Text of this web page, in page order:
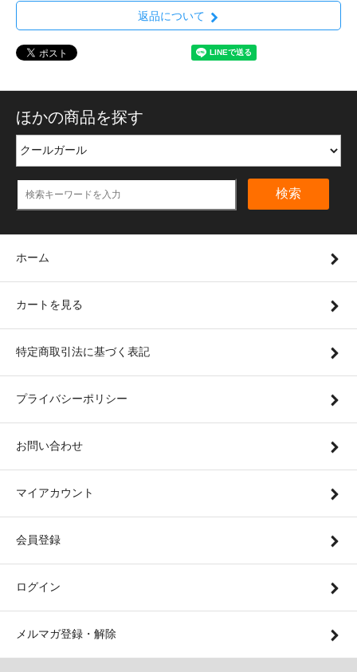
返品について
ほかの商品を探す
検索
ホーム
カートを見る
特定商取引法に基づく表記
プライバシーポリシー
お問い合わせ
マイアカウント
会員登録
ログイン
メルマガ登録・解除